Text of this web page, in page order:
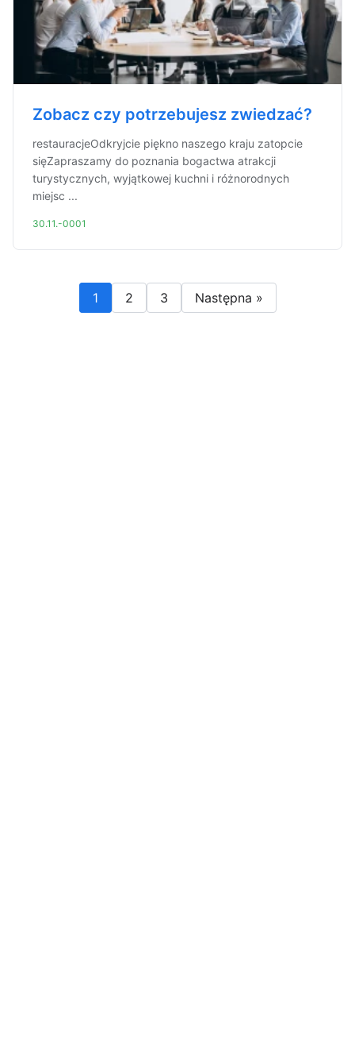
Zobacz czy potrzebujesz zwiedzać?
restauracjeOdkryjcie piękno naszego kraju zatopcie
sięZapraszamy do poznania bogactwa atrakcji
turystycznych, wyjątkowej kuchni i różnorodnych
miejsc ...
30.11.-0001
1 2 3 Następna »